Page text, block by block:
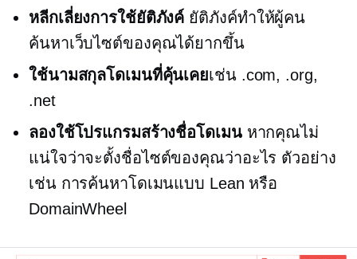
หลีกเลี่ยงการใช้ยัติภังค์ ยัติภังค์ทำให้ผู้คน
ค้นหาเว็บไซต์ของคุณได้ยากขึ้น
ใช้นามสกุลโดเมนที่คุ้นเคยเช่น .com, .org,
.net
ลองใช้โปรแกรมสร้างชื่อโดเมนหากคุณไม่
แน่ใจว่าจะตั้งชื่อไซต์ของคุณว่าอะไร ตัวอย่าง
เช่น การค้นหาโดเมนแบบ Lean หรือ
DomainWheel